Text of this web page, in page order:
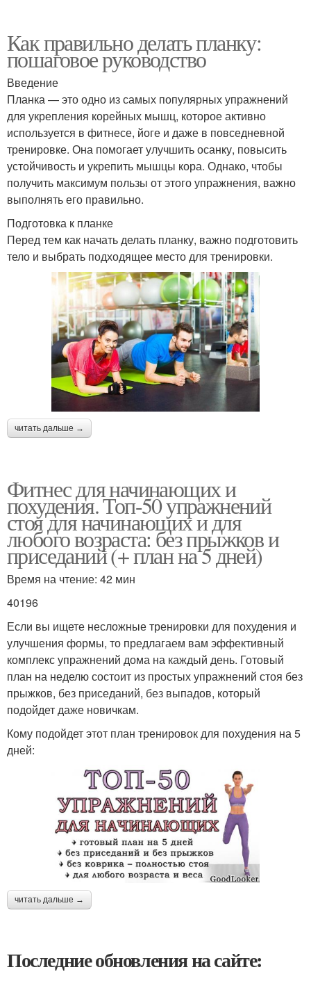
Как правильно делать планку:
пошаговое руководство
Введение
Планка — это одно из самых популярных упражнений
для укрепления корейных мышц, которое активно
используется в фитнесе, йоге и даже в повседневной
тренировке. Она помогает улучшить осанку, повысить
устойчивость и укрепить мышцы кора. Однако, чтобы
получить максимум пользы от этого упражнения, важно
выполнять его правильно.
Подготовка к планке
Перед тем как начать делать планку, важно подготовить
тело и выбрать подходящее место для тренировки.
читать дальше →
Фитнес для начинающих и
похудения. Топ-50 упражнений
стоя для начинающих и для
любого возраста: без прыжков и
приседаний (+ план на 5 дней)
Время на чтение: 42 мин
40196
Если вы ищете несложные тренировки для похудения и
улучшения формы, то предлагаем вам эффективный
комплекс упражнений дома на каждый день. Готовый
план на неделю состоит из простых упражнений стоя без
прыжков, без приседаний, без выпадов, который
подойдет даже новичкам.
Кому подойдет этот план тренировок для похудения на 5
дней:
читать дальше →
Последние обновления на сайте: